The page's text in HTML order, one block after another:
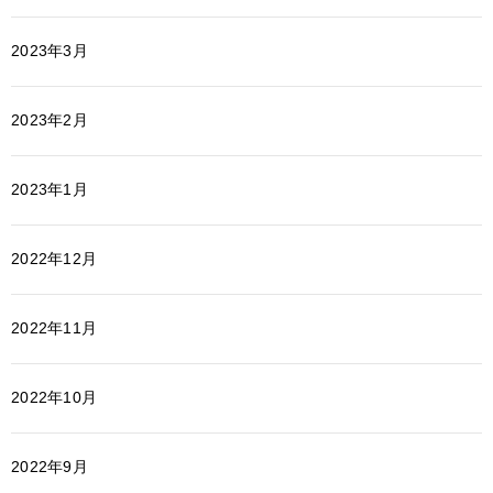
2023年3月
2023年2月
2023年1月
2022年12月
2022年11月
2022年10月
2022年9月